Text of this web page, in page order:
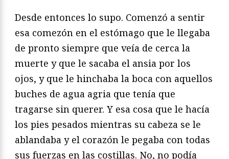
Desde entonces lo supo. Comenzó a sentir
esa comezón en el estómago que le llegaba
de pronto siempre que veía de cerca la
muerte y que le sacaba el ansia por los
ojos, y que le hinchaba la boca con aquellos
buches de agua agria que tenía que
tragarse sin querer. Y esa cosa que le hacía
los pies pesados mientras su cabeza se le
ablandaba y el corazón le pegaba con todas
sus fuerzas en las costillas. No, no podía